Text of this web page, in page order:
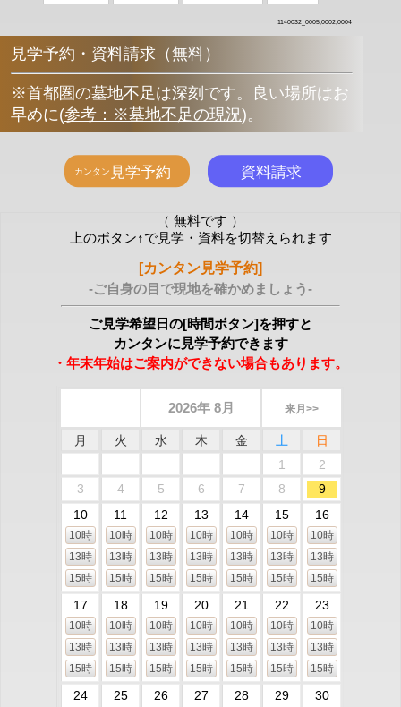
1140032_0005,0002,0004
見学予約・資料請求（無料）
※首都圏の墓地不足は深刻です。良い場所はお
早めに(参考：※墓地不足の現況)。
（ 無料です ）
上のボタン↑で見学・資料を切替えられます
[カンタン見学予約]
-ご自身の目で現地を確かめましょう-
ご見学希望日の[時間ボタン]を押すと
カンタンに見学予約できます
・年末年始はご案内ができない場合もあります。
2026年 8月 来月>>
月 火 水 木 金 土
日
1
2
3
4 5 6 7 8
9
10
10時
13時
15時
11
10時
13時
15時
12
10時
13時
15時
13
10時
13時
15時
14
10時
13時
15時
15
10時
13時
15時
16
10時
13時
15時
17
10時
13時
15時
18
10時
13時
15時
19
10時
13時
15時
20
10時
13時
15時
21
10時
13時
15時
22
10時
13時
15時
23
10時
13時
15時
24 25 26 27 28 29 30